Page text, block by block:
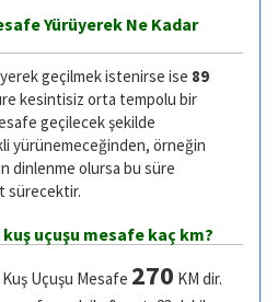
Yürüyerek Ne Kadar
geçilmek istenirse ise 89
kesintisiz orta tempolu bir
geçilecek şekilde
yürünemeceğinden, örneğin
dinlenme olursa bu süre
sürecektir.
uçuşu mesafe kaç km?
Uçuşu Mesafe 270 KM dir.